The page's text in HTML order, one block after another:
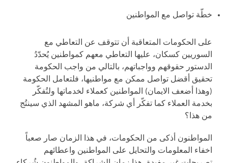
خطّة تواصل مع المواطنين
على الحكومات المتعاقبة أن تتوقف عن التعاطي مع
السوريين كسكان، عليها التعاطي معهم كمواطنين يُحدّدُ
الدستور حقوقهم وواجباتهم، بالتالي من واجب الحكومة
تحقيق أقضل تواصل ممكن مع مواطنيها، فلتعامل الحكومة
(وهذا أضعف الايمان) المواطنين كعملاء لخدماتها ولتُفكّر
بخدمة العملاء كما تفكّر أي شركة، ماهو المشهد الذي سينتُج
من هذا؟
المواطنون أذكى من الحكومات، في هذا الزمان صار صعباً
اخفاء المعلومات والتحايل على المواطنين واعطائهم